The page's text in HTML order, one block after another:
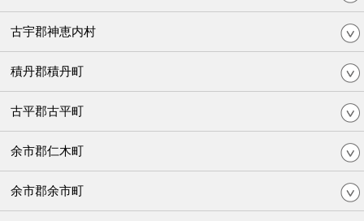
古宇郡神恵内村
積丹郡積丹町
古平郡古平町
余市郡仁木町
余市郡余市町